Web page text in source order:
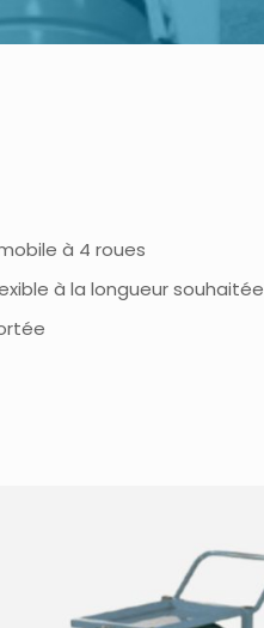
à 4 roues
à la longueur souhaitée